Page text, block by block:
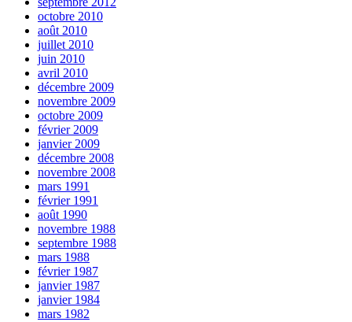
octobre 2010
août 2010
juillet 2010
juin 2010
avril 2010
décembre 2009
novembre 2009
octobre 2009
février 2009
janvier 2009
décembre 2008
novembre 2008
mars 1991
février 1991
août 1990
novembre 1988
septembre 1988
mars 1988
février 1987
janvier 1987
janvier 1984
mars 1982